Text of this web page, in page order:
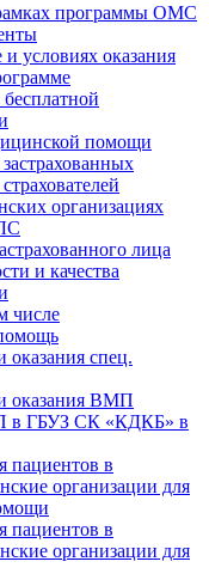
программы ОМС
условиях оказания
помощи
организациях
лица
и качества
числе
оказания спец.
оказания ВМП
в ГБУЗ СК «КДКБ» в
пациентов в
организации для
пациентов в
организации для